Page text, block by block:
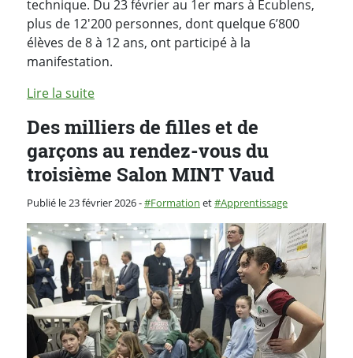
technique. Du 23 février au 1er mars à Ecublens,
plus de 12'200 personnes, dont quelque 6’800
élèves de 8 à 12 ans, ont participé à la
manifestation.
Lire la suite
Des milliers de filles et de
garçons au rendez-vous du
troisième Salon MINT Vaud
Publié le 23 février 2026-Catégorie :
Formation et Apprentissage